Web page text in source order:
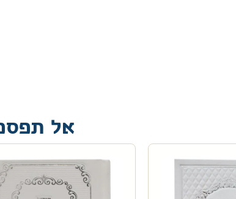
אל